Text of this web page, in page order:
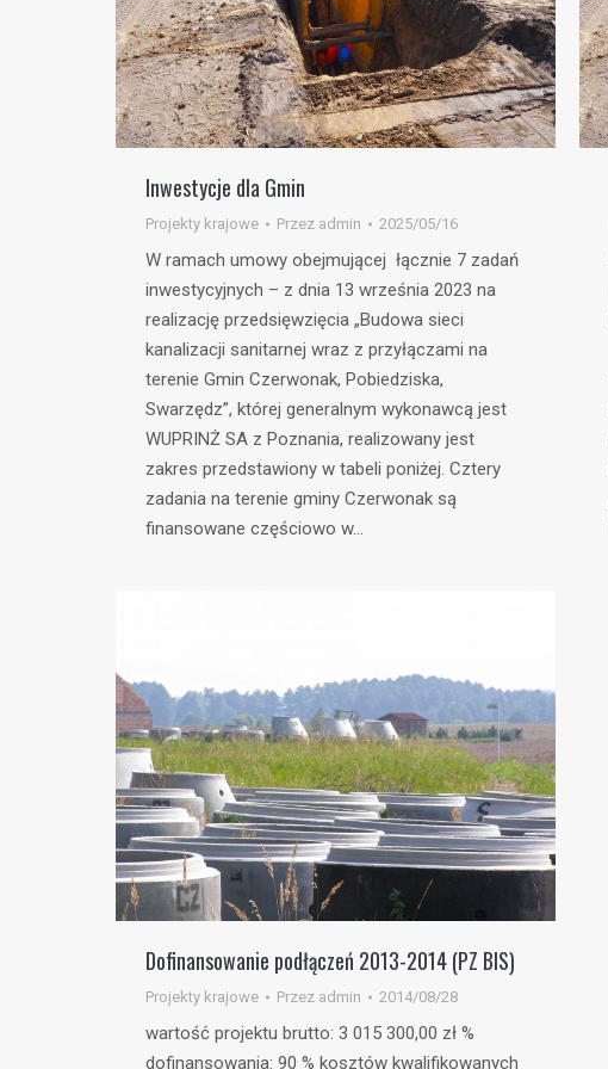
Inwestycje dla Gmin
Projekty krajowe Przez admin 2025/05/16
W ramach umowy obejmującej łącznie 7 zadań
inwestycyjnych – z dnia 13 września 2023 na
realizację przedsięwzięcia „Budowa sieci
kanalizacji sanitarnej wraz z przyłączami na
terenie Gmin Czerwonak, Pobiedziska,
Swarzędz”, której generalnym wykonawcą jest
WUPRINŻ SA z Poznania, realizowany jest
zakres przedstawiony w tabeli poniżej. Cztery
zadania na terenie gminy Czerwonak są
finansowane częściowo w…
Dofinansowanie podłączeń 2013-2014 (PZ BIS)
Projekty krajowe Przez admin 2014/08/28
wartość projektu brutto: 3 015 300,00 zł %
dofinansowania: 90 % kosztów kwalifikowanych